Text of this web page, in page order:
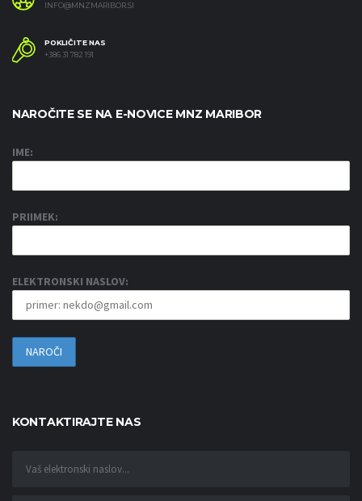
INFO@MNZMARIBOR.SI
POKLIČITE NAS
+386 31 782 191
NAROČITE SE NA E-NOVICE MNZ MARIBOR
IME:
PRIIMEK:
ELEKTRONSKI NASLOV:
KONTAKTIRAJTE NAS